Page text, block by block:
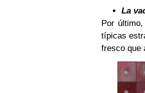
La
Por
típicas
fresco que